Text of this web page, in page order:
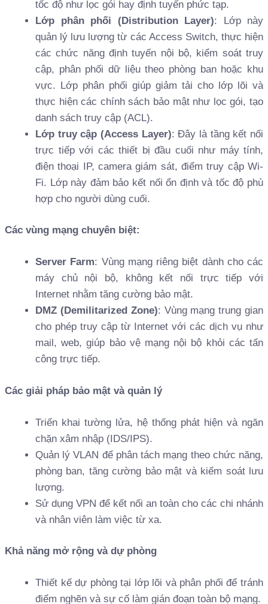
tốc độ như lọc gói hay định tuyến phức tạp.
Lớp phân phối (Distribution Layer): Lớp này
quản lý lưu lượng từ các Access Switch, thực hiện
các chức năng định tuyến nội bộ, kiểm soát truy
cập, phân phối dữ liệu theo phòng ban hoặc khu
vực. Lớp phân phối giúp giảm tải cho lớp lõi và
thực hiện các chính sách bảo mật như lọc gói, tạo
danh sách truy cập (ACL).
Lớp truy cập (Access Layer): Đây là tầng kết nối
trực tiếp với các thiết bị đầu cuối như máy tính,
điện thoại IP, camera giám sát, điểm truy cập Wi-
Fi. Lớp này đảm bảo kết nối ổn định và tốc độ phù
hợp cho người dùng cuối.
Các vùng mạng chuyên biệt:
Server Farm: Vùng mạng riêng biệt dành cho các
máy chủ nội bộ, không kết nối trực tiếp với
Internet nhằm tăng cường bảo mật.
DMZ (Demilitarized Zone): Vùng mạng trung gian
cho phép truy cập từ Internet với các dịch vụ như
mail, web, giúp bảo vệ mạng nội bộ khỏi các tấn
công trực tiếp.
Các giải pháp bảo mật và quản lý
Triển khai tường lửa, hệ thống phát hiện và ngăn
chặn xâm nhập (IDS/IPS).
Quản lý VLAN để phân tách mạng theo chức năng,
phòng ban, tăng cường bảo mật và kiểm soát lưu
lượng.
Sử dụng VPN để kết nối an toàn cho các chi nhánh
và nhân viên làm việc từ xa.
Khả năng mở rộng và dự phòng
Thiết kế dự phòng tại lớp lõi và phân phối để tránh
điểm nghẽn và sự cố làm gián đoạn toàn bộ mạng.